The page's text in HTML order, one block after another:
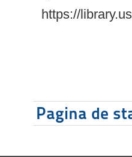
https://
Pagina de